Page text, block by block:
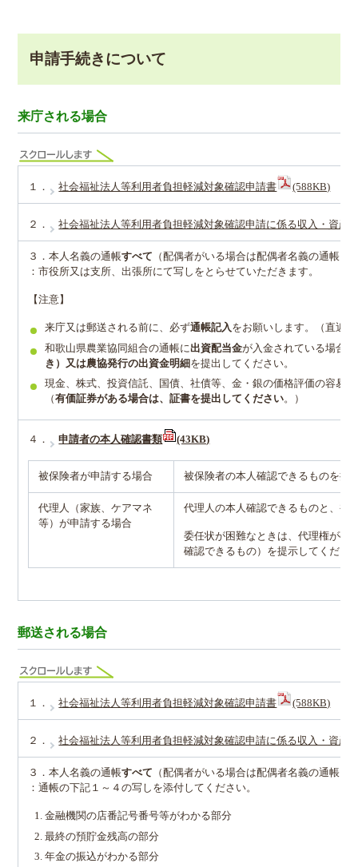
申請手続きについて
来庁される場合
１． 社会福祉法人等利用者負担軽減対象確認申請書 (588KB)
２． 社会福祉法人等利用者負担軽減対象確認申請に係る収入・資産
３．本人名義の通帳すべて
（配偶者がいる場合は配偶者名義の通帳も
：市役所又は支所、出張所にて写しをとらせていただきます。
【注意】
来庁又は郵送される前に、必ず通帳記入をお願いします。（直近
和歌山県農業協同組合の通帳に出資配当金が入金されている場合
き）又は農協発行の出資金明細を提出してください。
現金、株式、投資信託、国債、社債等、金・銀の価格評価の容易
（有価証券がある場合は、証書を提出してください。）
４． 申請者の本人確認書類 (43KB)
被保険者が申請する場合 被保険者の本人確認できるものを提
代理人（家族、ケアマネ
等）が申請する場合
代理人の本人確認できるものと、被
委任状が困難なときは、代理権が確
確認できるもの）を提示してくださ
郵送される場合
１． 社会福祉法人等利用者負担軽減対象確認申請書 (588KB)
２． 社会福祉法人等利用者負担軽減対象確認申請に係る収入・資産
３．本人名義の通帳すべて
（配偶者がいる場合は配偶者名義の通帳も
：通帳の下記１～４の写しを添付してください。
金融機関の店番記号番号等がわかる部分
最終の預貯金残高の部分
年金の振込がわかる部分